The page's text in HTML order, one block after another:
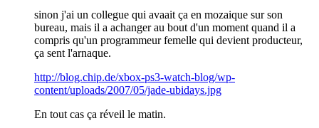
sinon j'ai un collegue qui avaait ça en mozaique sur son
bureau, mais il a achanger au bout d'un moment quand il a
compris qu'un programmeur femelle qui devient producteur,
ça sent l'arnaque.
http://blog.chip.de/xbox-ps3-watch-blog/wp-
content/uploads/2007/05/jade-ubidays.jpg
En tout cas ça réveil le matin.